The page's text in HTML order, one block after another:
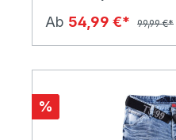
Ab 54,99 €* 99,99 €*
%